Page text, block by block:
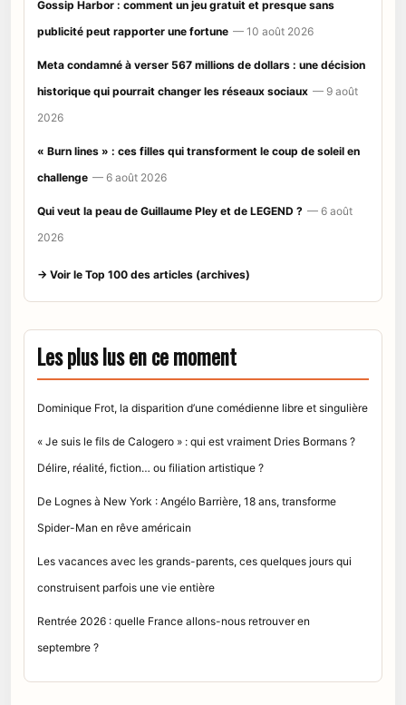
Gossip Harbor : comment un jeu gratuit et presque sans
publicité peut rapporter une fortune — 10 août 2026
Meta condamné à verser 567 millions de dollars : une décision
historique qui pourrait changer les réseaux sociaux — 9 août
2026
« Burn lines » : ces filles qui transforment le coup de soleil en
challenge — 6 août 2026
Qui veut la peau de Guillaume Pley et de LEGEND ? — 6 août
2026
→ Voir le Top 100 des articles (archives)
Les plus lus en ce moment
Dominique Frot, la disparition d’une comédienne libre et singulière
« Je suis le fils de Calogero » : qui est vraiment Dries Bormans ?
Délire, réalité, fiction… ou filiation artistique ?
De Lognes à New York : Angélo Barrière, 18 ans, transforme
Spider-Man en rêve américain
Les vacances avec les grands-parents, ces quelques jours qui
construisent parfois une vie entière
Rentrée 2026 : quelle France allons-nous retrouver en
septembre ?